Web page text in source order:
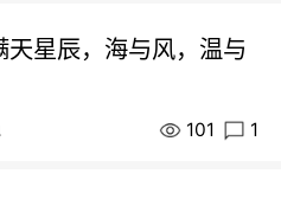
星辰，海与风，温与
101 1